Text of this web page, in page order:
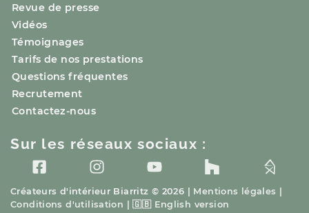
Revue de presse
Vidéos
Témoignages
Tarifs de nos prestations
Questions fréquentes
Recrutement
Contactez-nous
Créateurs d'intérieur Biarritz © 2026 | Mentions légales
Conditions d'utilisation
🇬🇧 English version
Sur les réseaux sociaux :